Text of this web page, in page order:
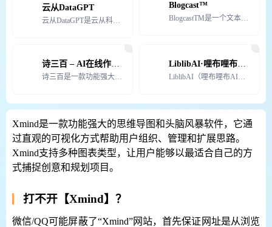
云从DataGPT
云从DataGPT是云从科技推出的国内首款AI原生数据分析产品。这款产品基于云从自主研发的从容多模态
Blogcast™
BlogcastTM是一个文本转语音的工具
诗三百 – AI在线作诗，人工智能诗歌写作网站
诗三百是一款功能强大的AI作诗工具，它具备多种功能，包括AI作诗、AI藏头诗、AI古文学、AI今文学
LiblibAI·哩布哩布AI【官网】
LiblibAI（哩布哩布AI）欢迎每一位创作者加入，分享你的作品，并始终与创作者站在一起，我们坚决
Xmind是一款功能强大的思维导图和头脑风暴软件，它通
过直观的可视化方式帮助用户组织、管理和扩展思路。
Xmind支持多种图表类型，让用户能够以最适合自己的方
式捕捉创意和规划项目。
打不开【Xmind】？
微信/QQ可能屏蔽了“Xmind”网站，首先保证网址是从浏览